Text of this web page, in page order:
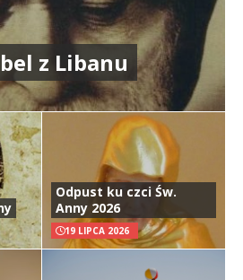
z Libanu
Odpust ku czci Św.
Anny 2026
19 LIPCA 2026